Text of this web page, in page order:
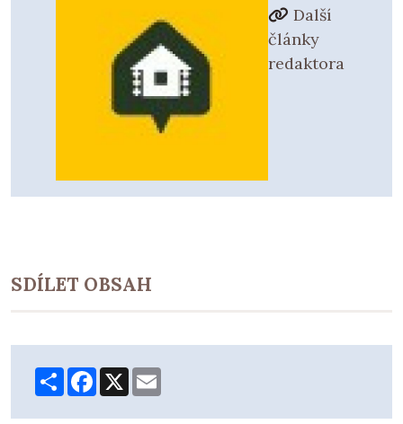
Další
články
redaktora
SDÍLET OBSAH
ShareFacebook
X